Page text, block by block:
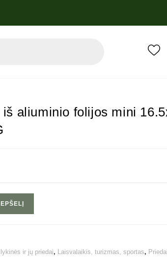
aliuminio folijos mini
ir jų priedai, Laisvalaikis, turizmas, sportas,